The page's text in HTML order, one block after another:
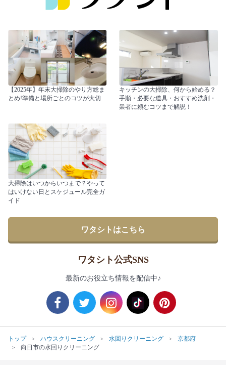
【2025年】年末大掃除のやり方総ま
とめ!準備と場所ごとのコツが大切
キッチンの大掃除、何から始める？
手順・必要な道具・おすすめ洗剤・
業者に頼むコツまで解説！
大掃除はいつからいつまで？やって
はいけない日とスケジュール完全ガ
イド
ワタシトはこちら
ワタシト公式SNS
最新のお役立ち情報を配信中♪
トップ ハウスクリーニング 水回りクリーニング
京都府
向日市の水回りクリーニング